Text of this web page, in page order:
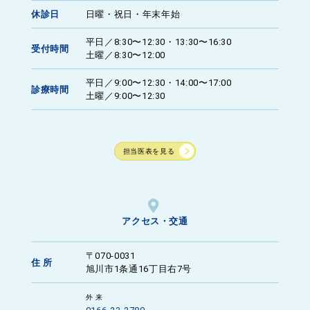
休診日 日曜・祝日・年末年始
受付時間
平日／8:30〜12:30・13:30〜16:30
土曜／8:30〜12:00
診療時間
平日／9:00〜12:30・14:00〜17:00
土曜／9:00〜12:30
担当医表を見る
アクセス・交通
住 所
〒070-0031
旭川市1条通16丁目右7号
外 来